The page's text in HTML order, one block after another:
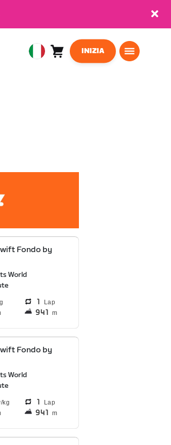
EuropeanCarrello0
INIZIA
Fondo by
World
1 Lap
941 m
Fondo by
World
1 Lap
941 m